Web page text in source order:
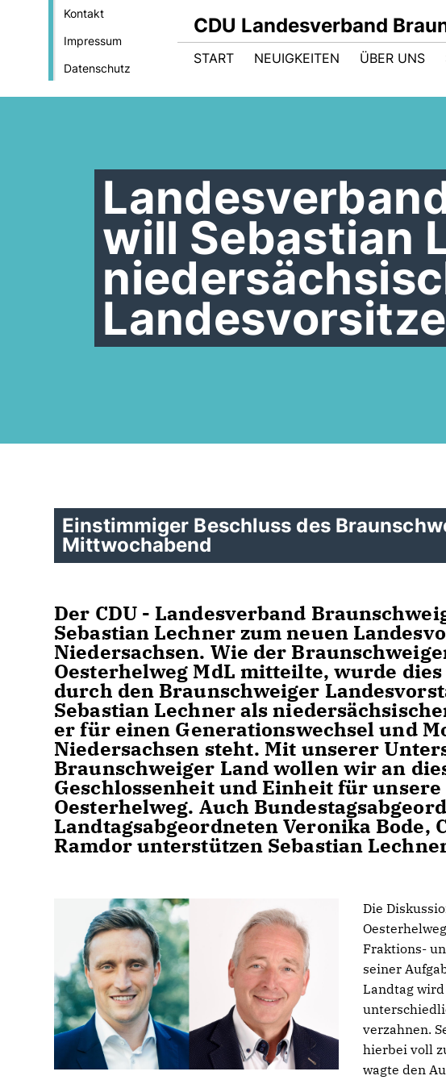
Kontakt
Impressum
Datenschutz
CDU Landesverband
START NEUIGKEITEN ÜBER UNS
will Sebastian
Einstimmiger Beschluss des
Mittwochabend
Der CDU - Landesverband
Sebastian Lechner zum neuen
Niedersachsen. Wie der
Oesterhelweg MdL mitteilte, wurde
durch den Braunschweiger
Sebastian Lechner als
er für einen Generationswechsel und
Niedersachsen steht. Mit unserer
Braunschweiger Land wollen wir an
Geschlossenheit und Einheit für unsere
Oesterhelweg. Auch
Landtagsabgeordneten Veronika Bode,
Ramdor unterstützen Sebastian
Die
Fraktions-
seiner
Landtag
verzahnen.
hierbei voll
wagte den